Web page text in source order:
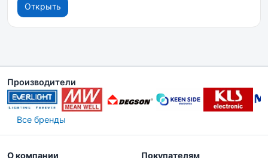
Открыть
Производители
Все бренды
О компании Покупателям